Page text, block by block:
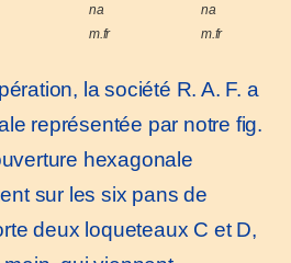
na
m.fr
na
m.fr
la société R. A. F. a
représentée par notre fig.
hexagonale
sur les six pans de
deux loqueteaux C et D,